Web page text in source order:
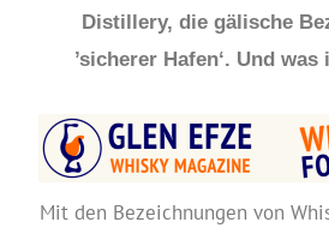
Distillery, die gälische
’sicherer Hafen‘. Und
Mit den Bezeichnungen von